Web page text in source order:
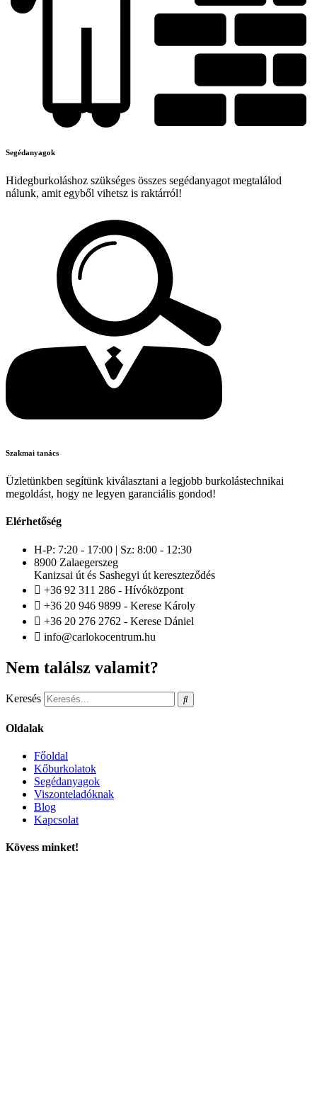
Segédanyagok
Hidegburkoláshoz szükséges összes segédanyagot megtalálod
nálunk, amit egyből vihetsz is raktárról!
Szakmai tanács
Üzletünkben segítünk kiválasztani a legjobb burkolástechnikai
megoldást, hogy ne legyen garanciális gondod!
Elérhetőség
H-P: 7:20 - 17:00 | Sz: 8:00 - 12:30
8900 Zalaegerszeg
Kanizsai út és Sashegyi út kereszteződés
+36 92 311 286 - Hívóközpont
+36 20 946 9899 - Kerese Károly
+36 20 276 2762 - Kerese Dániel
info@carlokocentrum.hu
Nem találsz valamit?
Keresés
Oldalak
Főoldal
Kőburkolatok
Segédanyagok
Viszonteladóknak
Blog
Kapcsolat
Kövess minket!